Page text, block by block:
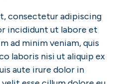
consectetur adipiscing
incididunt ut labore et
ad minim veniam, quis
laboris nisi ut aliquip ex
aute irure dolor in